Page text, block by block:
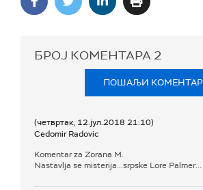
БРОЈ КОМЕНТАРА 2
ПОШАЉИ КОМЕНТАР
(четвртак, 12.јул.2018 21:10)
Cedomir Radovic
Komentar za Zorana M.
Nastavlja se misterija...srpske Lore Palmer...